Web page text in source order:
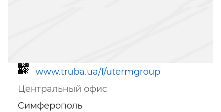
www.truba.ua/f/utermgroup
Центральный офис
Симферополь